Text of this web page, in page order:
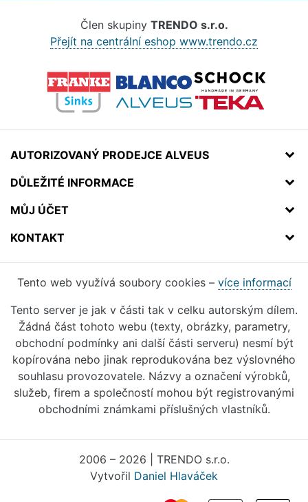
Člen skupiny TRENDO s.r.o.
Přejít na centrální eshop www.trendo.cz
AUTORIZOVANÝ PRODEJCE ALVEUS
DŮLEŽITÉ INFORMACE
MŮJ ÚČET
KONTAKT
Tento web využívá soubory cookies – více informací
Tento server je jak v části tak v celku autorským dílem.
Žádná část tohoto webu (texty, obrázky, parametry,
obchodní podmínky ani další části serveru) nesmí být
kopírována nebo jinak reprodukována bez výslovného
souhlasu provozovatele. Názvy a označení výrobků,
služeb, firem a společností mohou být registrovanými
obchodními známkami příslušných vlastníků.
2006 – 2026 | TRENDO s.r.o.
Vytvořil Daniel Hlaváček